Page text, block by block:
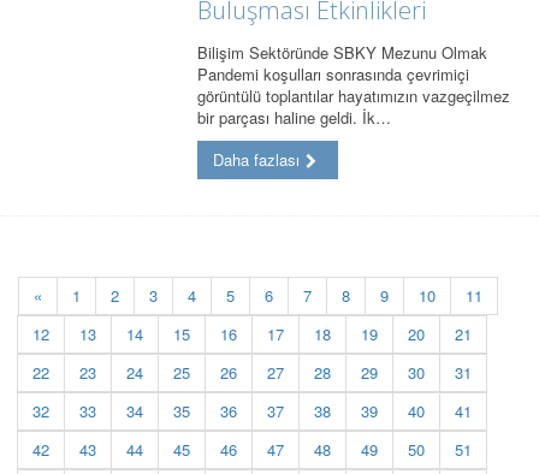
Buluşması Etkinlikleri
Bilişim Sektöründe SBKY Mezunu Olmak
Pandemi koşulları sonrasında çevrimiçi
görüntülü toplantılar hayatımızın vazgeçilmez
bir parçası haline geldi. İk…
Daha fazlası
« 1 2 3 4 5 6 7 8 9 10
11
12
13 14 15 16 17 18 19 20
21
22
23 24 25 26 27 28 29 30
31
32
33 34 35 36 37 38 39 40
41
42
43 44 45 46 47 48 49 50
51